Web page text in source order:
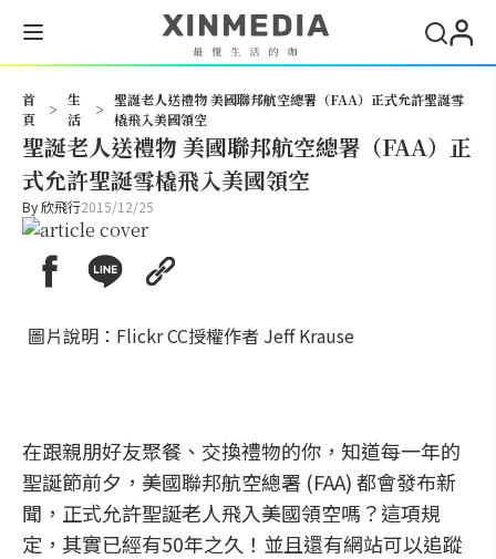
首
頁
>
生
活
>
聖誕老人送禮物 美國聯邦航空總署（FAA）正式允許聖誕雪
橇飛入美國領空
聖誕老人送禮物 美國聯邦航空總署（FAA）正
式允許聖誕雪橇飛入美國領空
By欣飛行2015/12/25
圖片說明：Flickr CC授權作者 Jeff Krause
在跟親朋好友聚餐、交換禮物的你，知道每一年的
聖誕節前夕，美國聯邦航空總署 (FAA) 都會發布新
聞，正式允許聖誕老人飛入美國領空嗎？這項規
定，其實已經有50年之久！並且還有網站可以追蹤